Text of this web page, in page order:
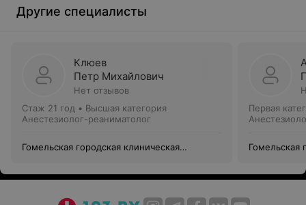
Другие специалисты
Клюев
Петр Михайлович
Нет отзывов
Стаж 21 год • Высшая категория
Анестезиолог-реаниматолог
Гомельская городская клиническая
Первая
Гомельская